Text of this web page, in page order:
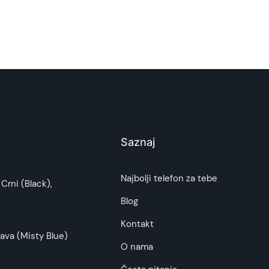
što tačnije i detaljnije ali ne može da
(Black),
(Misty Blue)
Saznaj
Najbolji telefon za tebe
Blog
Kontakt
O nama